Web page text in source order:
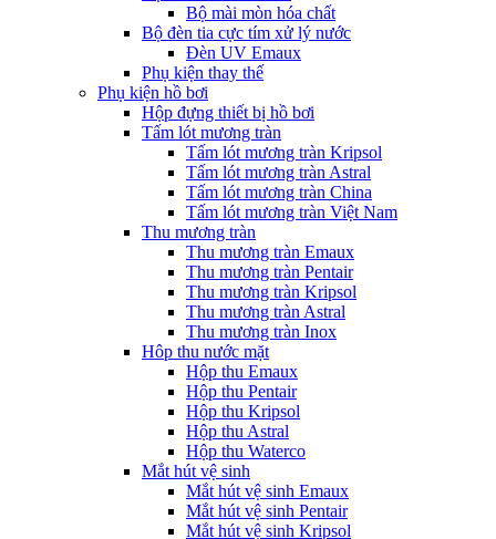
Bộ mài mòn hóa chất
Bộ đèn tia cực tím xử lý nước
Đèn UV Emaux
Phụ kiện thay thế
Phụ kiện hồ bơi
Hộp đựng thiết bị hồ bơi
Tấm lót mương tràn
Tấm lót mương tràn Kripsol
Tấm lót mương tràn Astral
Tấm lót mương tràn China
Tấm lót mương tràn Việt Nam
Thu mương tràn
Thu mương tràn Emaux
Thu mương tràn Pentair
Thu mương tràn Kripsol
Thu mương tràn Astral
Thu mương tràn Inox
Hôp thu nước mặt
Hộp thu Emaux
Hộp thu Pentair
Hộp thu Kripsol
Hộp thu Astral
Hộp thu Waterco
Mắt hút vệ sinh
Mắt hút vệ sinh Emaux
Mắt hút vệ sinh Pentair
Mắt hút vệ sinh Kripsol